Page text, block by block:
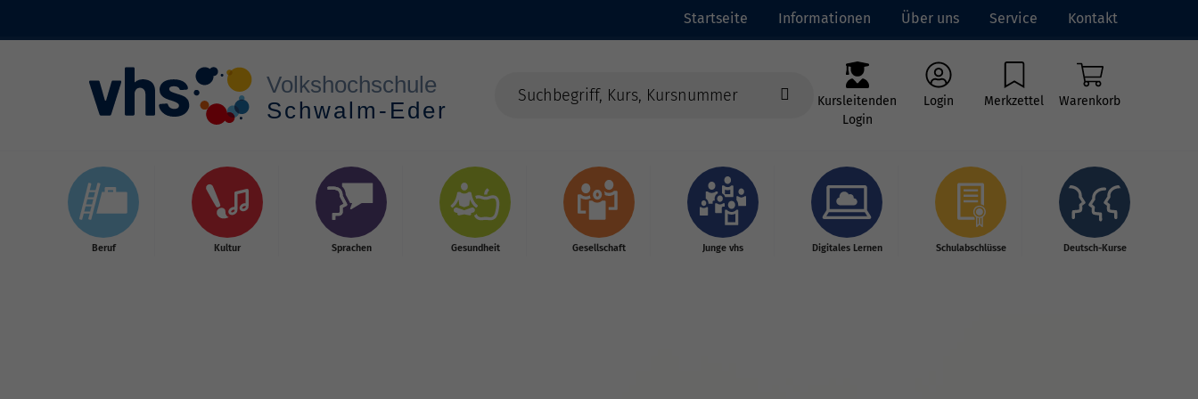
Startseite Informationen Über uns Service Kontakt
Kursleitenden
Login
Login Merkzettel Warenkorb
Beruf Kultur Sprachen Gesundheit Gesellschaft Junge vhs Digitales Lernen Schulabschlüsse Deutsch-Kurse